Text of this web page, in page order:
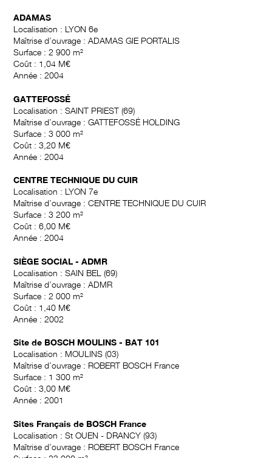
ADAMAS
Localisation : LYON 6e
Maîtrise d’ouvrage : ADAMAS GIE PORTALIS
Surface : 2 900 m²
Coût : 1,04 M€
Année : 2004
GATTEFOSSÉ
Localisation : SAINT PRIEST (69)
Maîtrise d’ouvrage : GATTEFOSSÉ HOLDING
Surface : 3 000 m²
Coût : 3,20 M€
Année : 2004
CENTRE TECHNIQUE DU CUIR
Localisation : LYON 7e
Maîtrise d’ouvrage : CENTRE TECHNIQUE DU CUIR
Surface : 3 200 m²
Coût : 6,00 M€
Année : 2004
SIÈGE SOCIAL - ADMR
Localisation : SAIN BEL (69)
Maîtrise d’ouvrage : ADMR
Surface : 2 000 m²
Coût : 1,40 M€
Année : 2002
Site de BOSCH MOULINS - BAT 101
Localisation : MOULINS (03)
Maîtrise d’ouvrage : ROBERT BOSCH France
Surface : 1 300 m²
Coût : 3,00 M€
Année : 2001
Sites Français de BOSCH France
Localisation : St OUEN - DRANCY (93)
Maîtrise d’ouvrage : ROBERT BOSCH France